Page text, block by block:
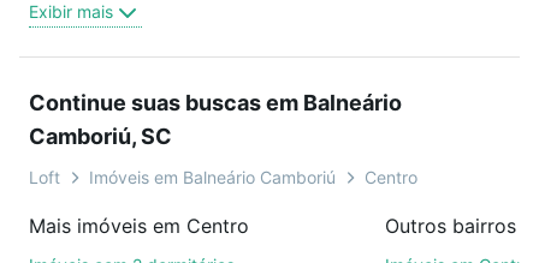
oferta ideal de Imóveis à venda em rua 1900 -
Centro, Balneário Camboriú, SC para conquistar seu
videochamada, é grátis, sem compromisso e você
ainda conta com mais de 46 mil corretores e
imobiliárias te ajudando na compra, venda ou troca
Exibir mais
Continue suas buscas em Balneário
Camboriú, SC
Loft Imóveis em Balneário Camboriú Centro
Mais imóveis em Centro